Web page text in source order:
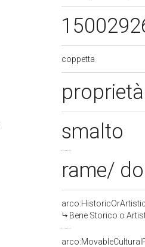
coppetta
smalto
rame/
Bene Storico o